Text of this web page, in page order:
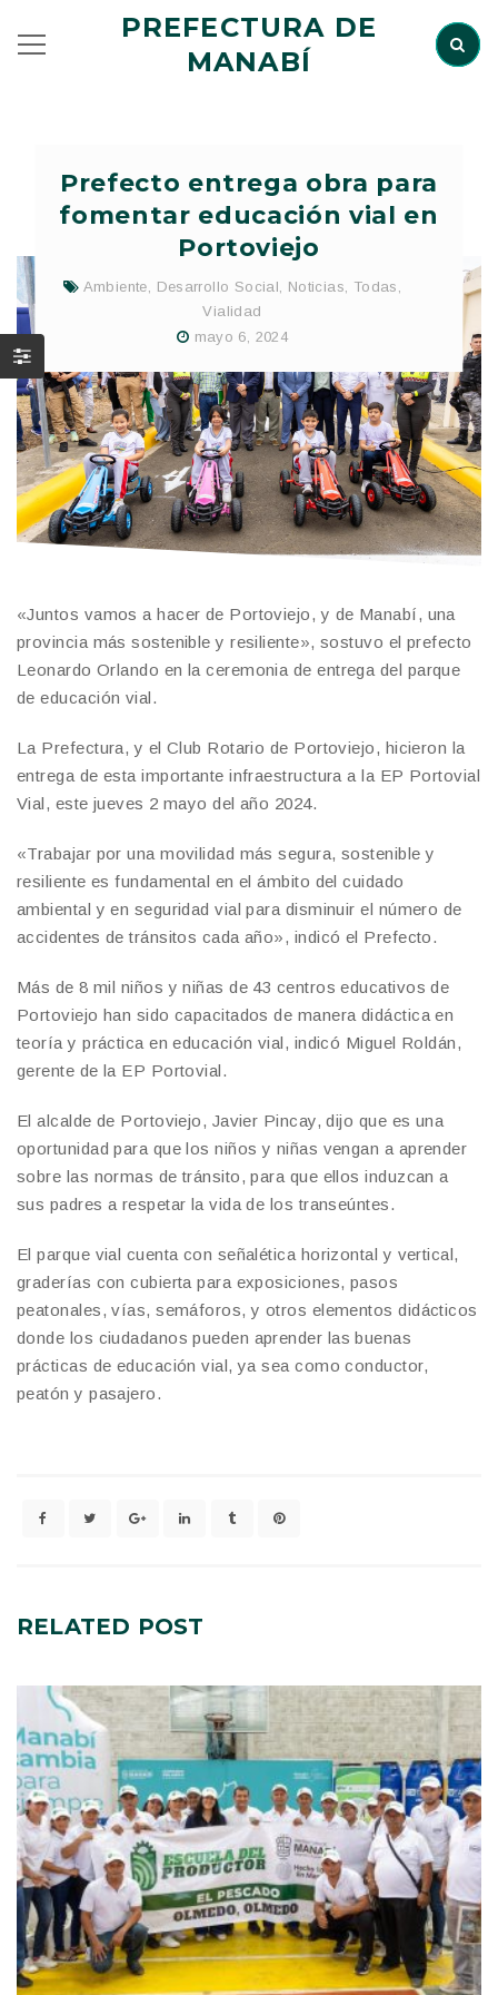
PREFECTURA DE
MANABÍ
Prefecto entrega obra para
fomentar educación vial en
Portoviejo
Ambiente, Desarrollo Social, Noticias, Todas ,
Vialidad
mayo 6, 2024
«Juntos vamos a hacer de Portoviejo, y de Manabí, una
provincia más sostenible y resiliente», sostuvo el prefecto
Leonardo Orlando en la ceremonia de entrega del parque
de educación vial.
La Prefectura, y el Club Rotario de Portoviejo, hicieron la
entrega de esta importante infraestructura a la EP Portovial
Vial, este jueves 2 mayo del año 2024.
«Trabajar por una movilidad más segura, sostenible y
resiliente es fundamental en el ámbito del cuidado
ambiental y en seguridad vial para disminuir el número de
accidentes de tránsitos cada año», indicó el Prefecto.
Más de 8 mil niños y niñas de 43 centros educativos de
Portoviejo han sido capacitados de manera didáctica en
teoría y práctica en educación vial, indicó Miguel Roldán,
gerente de la EP Portovial.
El alcalde de Portoviejo, Javier Pincay, dijo que es una
oportunidad para que los niños y niñas vengan a aprender
sobre las normas de tránsito, para que ellos induzcan a
sus padres a respetar la vida de los transeúntes.
El parque vial cuenta con señalética horizontal y vertical,
graderías con cubierta para exposiciones, pasos
peatonales, vías, semáforos, y otros elementos didácticos
donde los ciudadanos pueden aprender las buenas
prácticas de educación vial, ya sea como conductor,
peatón y pasajero.
RELATED POST